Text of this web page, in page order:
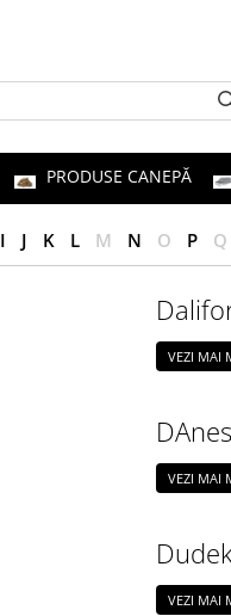
PRODUSE CANEPĂ
I J K L M N O P Q
VEZI MAI
VEZI MAI
VEZI MAI